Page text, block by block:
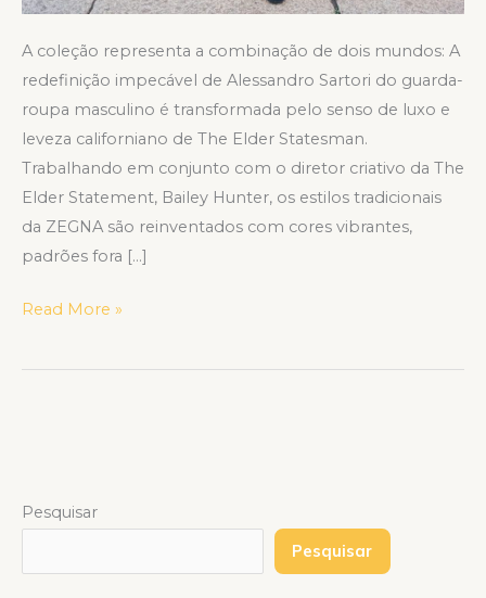
A coleção representa a combinação de dois mundos: A
redefinição impecável de Alessandro Sartori do guarda-
roupa masculino é transformada pelo senso de luxo e
leveza californiano de The Elder Statesman.
Trabalhando em conjunto com o diretor criativo da The
Elder Statement, Bailey Hunter, os estilos tradicionais
da ZEGNA são reinventados com cores vibrantes,
padrões fora […]
Read More »
Pesquisar
Pesquisar